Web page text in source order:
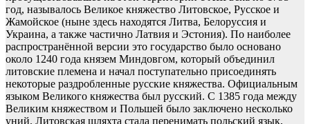
год, называлось Великое княжество Литовское, Русское и
Жамойское (ныне здесь находятся Литва, Белоруссия и
Украина, а также частично Латвия и Эстония). По наиболее
распространённой версии это государство было основано
около 1240 года князем Миндовгом, который объединил
литовские племена и начал поступательно присоединять
некоторые раздробленные русские княжества. Официальным
языком Великого княжества был русский. С 1385 года между
Великим княжеством и Польшей было заключено несколько
уний. Литовская шляхта стала перенимать польский язык,